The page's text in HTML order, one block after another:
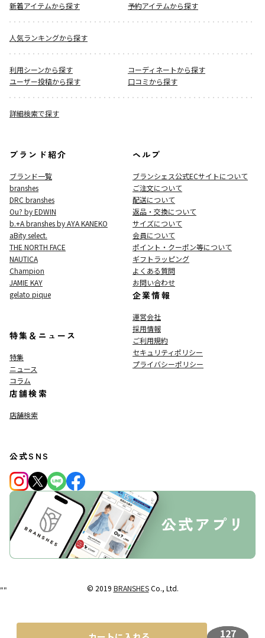
127
新着アイテムから探す
予約アイテムから探す
人気ランキングから探す
利用シーンから探す
コーディネートから探す
ユーザー投稿から探す
口コミから探す
詳細検索で探す
ブランド紹介
ブランド一覧
branshes
DRC branshes
Ou? by EDWIN
b.+A branshes by AYA KANEKO
aBity select.
THE NORTH FACE
NAUTICA
Champion
JAMIE KAY
gelato pique
特集＆ニュース
特集
ニュース
コラム
店舗検索
店舗検索
ヘルプ
ブランシェス公式ECサイトについて
ご注文について
配送について
返品・交換について
サイズについて
会員について
ポイント・クーポン等について
ギフトラッピング
よくある質問
お問い合わせ
企業情報
運営会社
採用情報
ご利用規約
セキュリティポリシー
プライバシーポリシー
公式SNS
© 2019 BRANSHESCo., Ltd.
""